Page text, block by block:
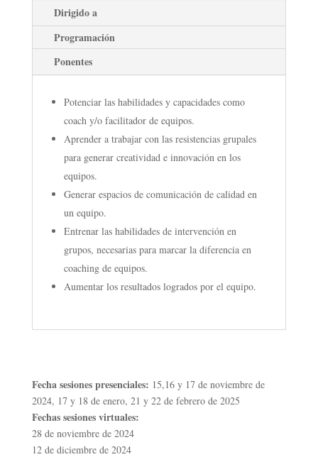
Dirigido a
Programación
Ponentes
Potenciar las habilidades y capacidades como
coach y/o facilitador de equipos.
Aprender a trabajar con las resistencias grupales
para generar creatividad e innovación en los
equipos.
Generar espacios de comunicación de calidad en
un equipo.
Entrenar las habilidades de intervención en
grupos, necesarias para marcar la diferencia en
coaching de equipos.
Aumentar los resultados logrados por el equipo.
Fecha sesiones presenciales: 15,16 y 17 de noviembre de
2024, 17 y 18 de enero, 21 y 22 de febrero de 2025
Fechas sesiones virtuales:
28 de noviembre de 2024
12 de diciembre de 2024